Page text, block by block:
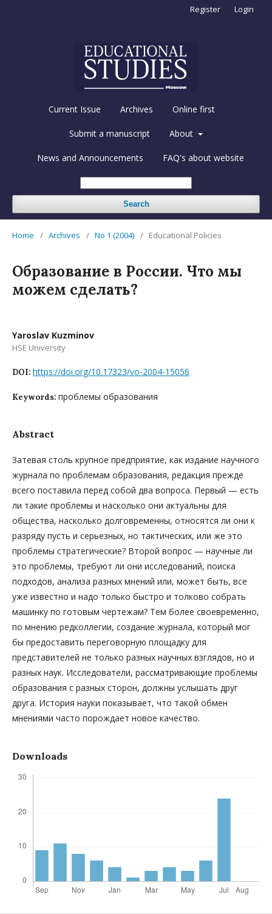
Current Issue Archives Online first
Submit a manuscript About
News and Announcements FAQ's about website
Search
Register Login
Home / Archives / No 1 (2004) / Educational Policies
Образование в России. Что мы
можем сделать?
Yaroslav Kuzminov
HSE University
DOI: https://doi.org/10.17323/vo-2004-15056
Keywords: проблемы образования
Abstract
Затевая столь крупное предприятие, как издание научного
журнала по проблемам образования, редакция прежде
всего поставила перед собой два вопроса. Первый — есть
ли такие проблемы и насколько они актуальны для
общества, насколько долговременны, относятся ли они к
разряду пусть и серьезных, но тактических, или же это
проблемы стратегические? Второй вопрос — научные ли
это проблемы, требуют ли они исследований, поиска
подходов, анализа разных мнений или, может быть, все
уже известно и надо только быстро и толково собрать
машинку по готовым чертежам? Тем более своевременно,
по мнению редколлегии, создание журнала, который мог
бы предоставить переговорную площадку для
представителей не только разных научных взглядов, но и
разных наук. Исследователи, рассматривающие проблемы
образования с разных сторон, должны услышать друг
друга. История науки показывает, что такой обмен
мнениями часто порождает новое качество.
Downloads